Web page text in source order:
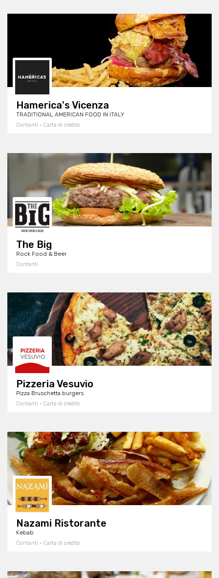
Hamerica's Vicenza
TRADITIONAL AMERICAN FOOD IN ITALY
Contanti · Carta di credito
The Big
Rock Food & Beer
Contanti
Pizzeria Vesuvio
Pizza Bruschetta burgers
Contanti · Carta di credito
Nazami Ristorante
Kebab
Contanti · Carta di credito